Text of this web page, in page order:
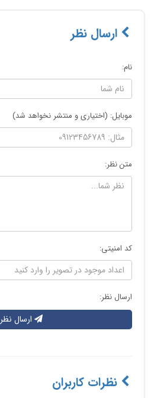
ارسال نظر
نام:
موبایل: (اختیاری و منتشر نخواهد شد)
متن نظر:
کد امنیتی:
ارسال نظر:
ارسال نظر
نظرات کاربران